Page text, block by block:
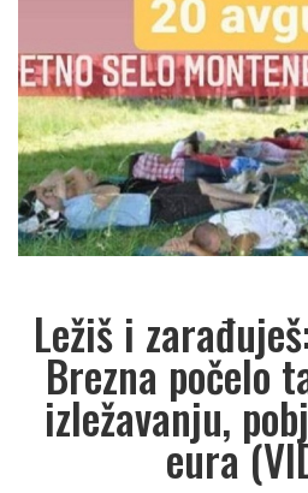
Ležiš i
Brezna počelo
izležavanju,
eura